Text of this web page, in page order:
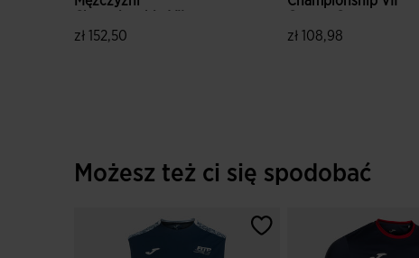
Czarny Czerwony
zł 152,50
zł 108,98
Możesz też ci się spodobać